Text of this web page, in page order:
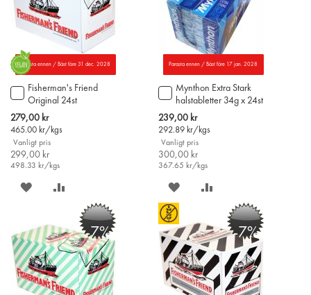
Parasta ennen / Bäst före 31 dec. 2028
Fisherman's Friend
Original 24st
Special
Price
279,00 kr
465.00 kr/kgs
Vanligt pris
299,00 kr
498.33 kr/kgs
Lägg
till
i
varukorgen
SPARA
ÖNSKELISTAN
JÄMFÖR
Parasta ennen / Bäst före 17 jan. 2028
Mynthon Extra Stark
halstabletter 34g x 24st
Special
Price
239,00 kr
292.89 kr/kgs
Vanligt pris
300,00 kr
367.65 kr/kgs
Lägg
till
i
varukorgen
SPARA
ÖNSKELISTAN
JÄMFÖR
-7% -7%